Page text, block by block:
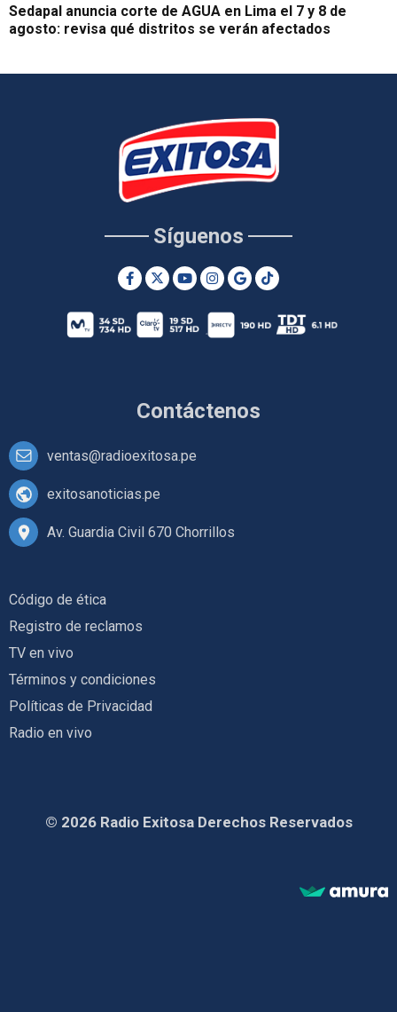
Sedapal anuncia corte de AGUA en Lima el 7 y 8 de
agosto: revisa qué distritos se verán afectados
Contáctenos
ventas@radioexitosa.pe
exitosanoticias.pe
Av. Guardia Civil 670 Chorrillos
Síguenos
Código de ética
Registro de reclamos
TV en vivo
Términos y condiciones
Políticas de Privacidad
Radio en vivo
© 2026 Radio Exitosa Derechos Reservados